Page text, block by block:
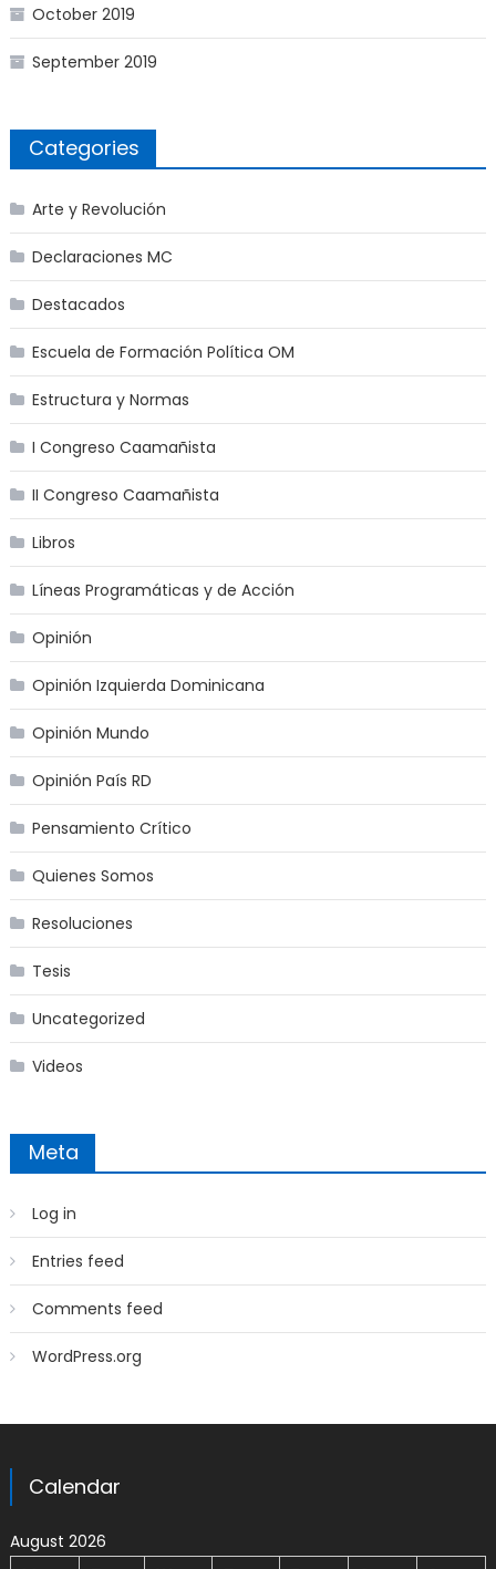
October 2019
September 2019
Categories
Arte y Revolución
Declaraciones MC
Destacados
Escuela de Formación Política OM
Estructura y Normas
I Congreso Caamañista
II Congreso Caamañista
Libros
Líneas Programáticas y de Acción
Opinión
Opinión Izquierda Dominicana
Opinión Mundo
Opinión País RD
Pensamiento Crítico
Quienes Somos
Resoluciones
Tesis
Uncategorized
Videos
Meta
Log in
Entries feed
Comments feed
WordPress.org
Calendar
August 2026